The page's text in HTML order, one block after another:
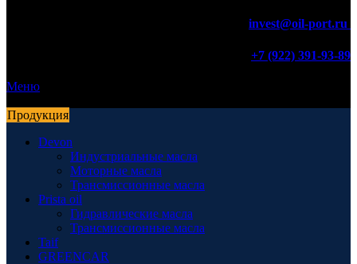
invest@oil-port.ru
+7 (922) 391-93-89
Меню
Продукция
Devon
Индустриальные масла
Моторные масла
Трансмиссионные масла
Prista oil
Гидравлические масла
Трансмиссионные масла
Taif
GREENCAR